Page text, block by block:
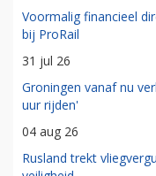
Voormalig financieel
bij ProRail
31 jul 26
Groningen vanaf nu
uur rijden'
04 aug 26
Rusland trekt